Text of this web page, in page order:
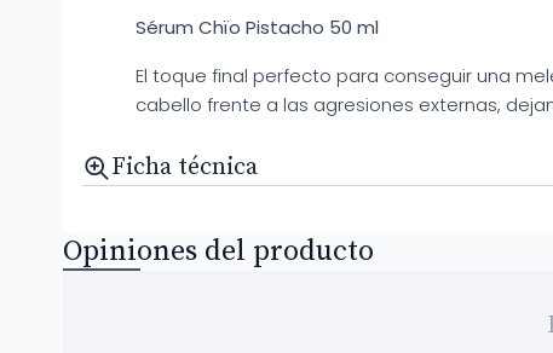
Sérum Chïo Pistacho 50 ml
El toque final perfecto para conseguir una
cabello frente a las agresiones externas,
Ficha técnica
Opiniones del producto